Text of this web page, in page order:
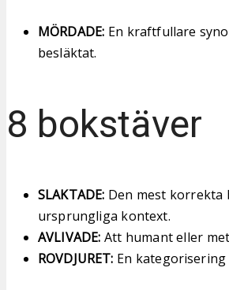
MÖRDADE: En kraftfullare
besläktat.
8 bokstäver
SLAKTADE: Den mest korrekta
ursprungliga kontext.
AVLIVADE: Att humant eller
ROVDJURET: En